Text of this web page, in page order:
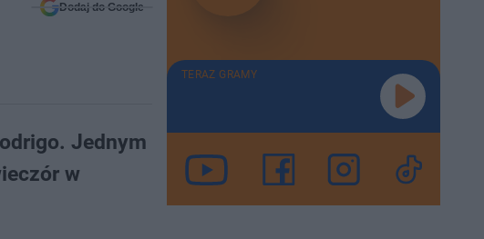
Dodaj do Google
Jednym
w
TERAZ GRAMY